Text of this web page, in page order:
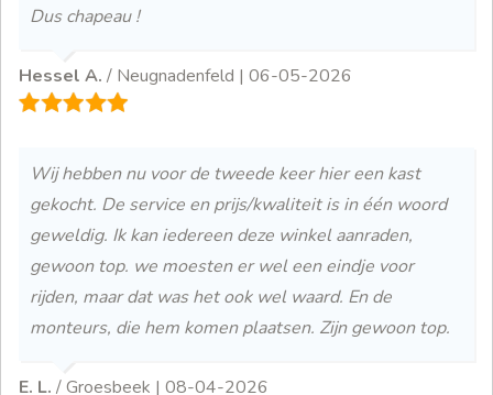
Dus chapeau !
Hessel A. / Neugnadenfeld | 06-05-2026
Wij hebben nu voor de tweede keer hier een kast
gekocht. De service en prijs/kwaliteit is in één woord
geweldig. Ik kan iedereen deze winkel aanraden,
gewoon top. we moesten er wel een eindje voor
rijden, maar dat was het ook wel waard. En de
monteurs, die hem komen plaatsen. Zijn gewoon top.
E. L. / Groesbeek | 08-04-2026